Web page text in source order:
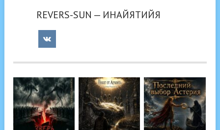
REVERS-SUN — ИНАЙЯТИЙЯ